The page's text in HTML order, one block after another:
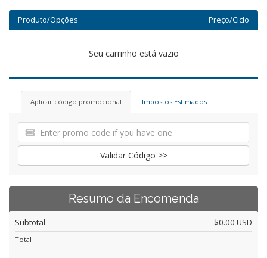
Produto/Opções Preço/Ciclo
Seu carrinho está vazio
Aplicar código promocional Impostos Estimados
Validar Código >>
Resumo da Encomenda
Subtotal $0.00 USD
Total